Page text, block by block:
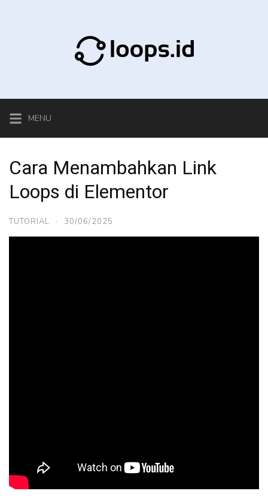
MENU
Cara Menambahkan Link
Loops di Elementor
TUTORIAL · 30/06/2025